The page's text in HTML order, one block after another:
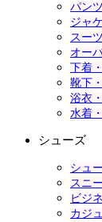
パンツ
ジャ
スーツ
オー
下着
靴下
浴衣
水着
シューズ
シュ
スニ
ビジ
カジ